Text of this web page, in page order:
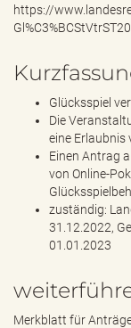
https://
Glücksspiel
Die
eine Erlaubnis
Einen Antrag
von Online-
zuständig:
31.12.2022,
01.01.2023
Merkblatt für